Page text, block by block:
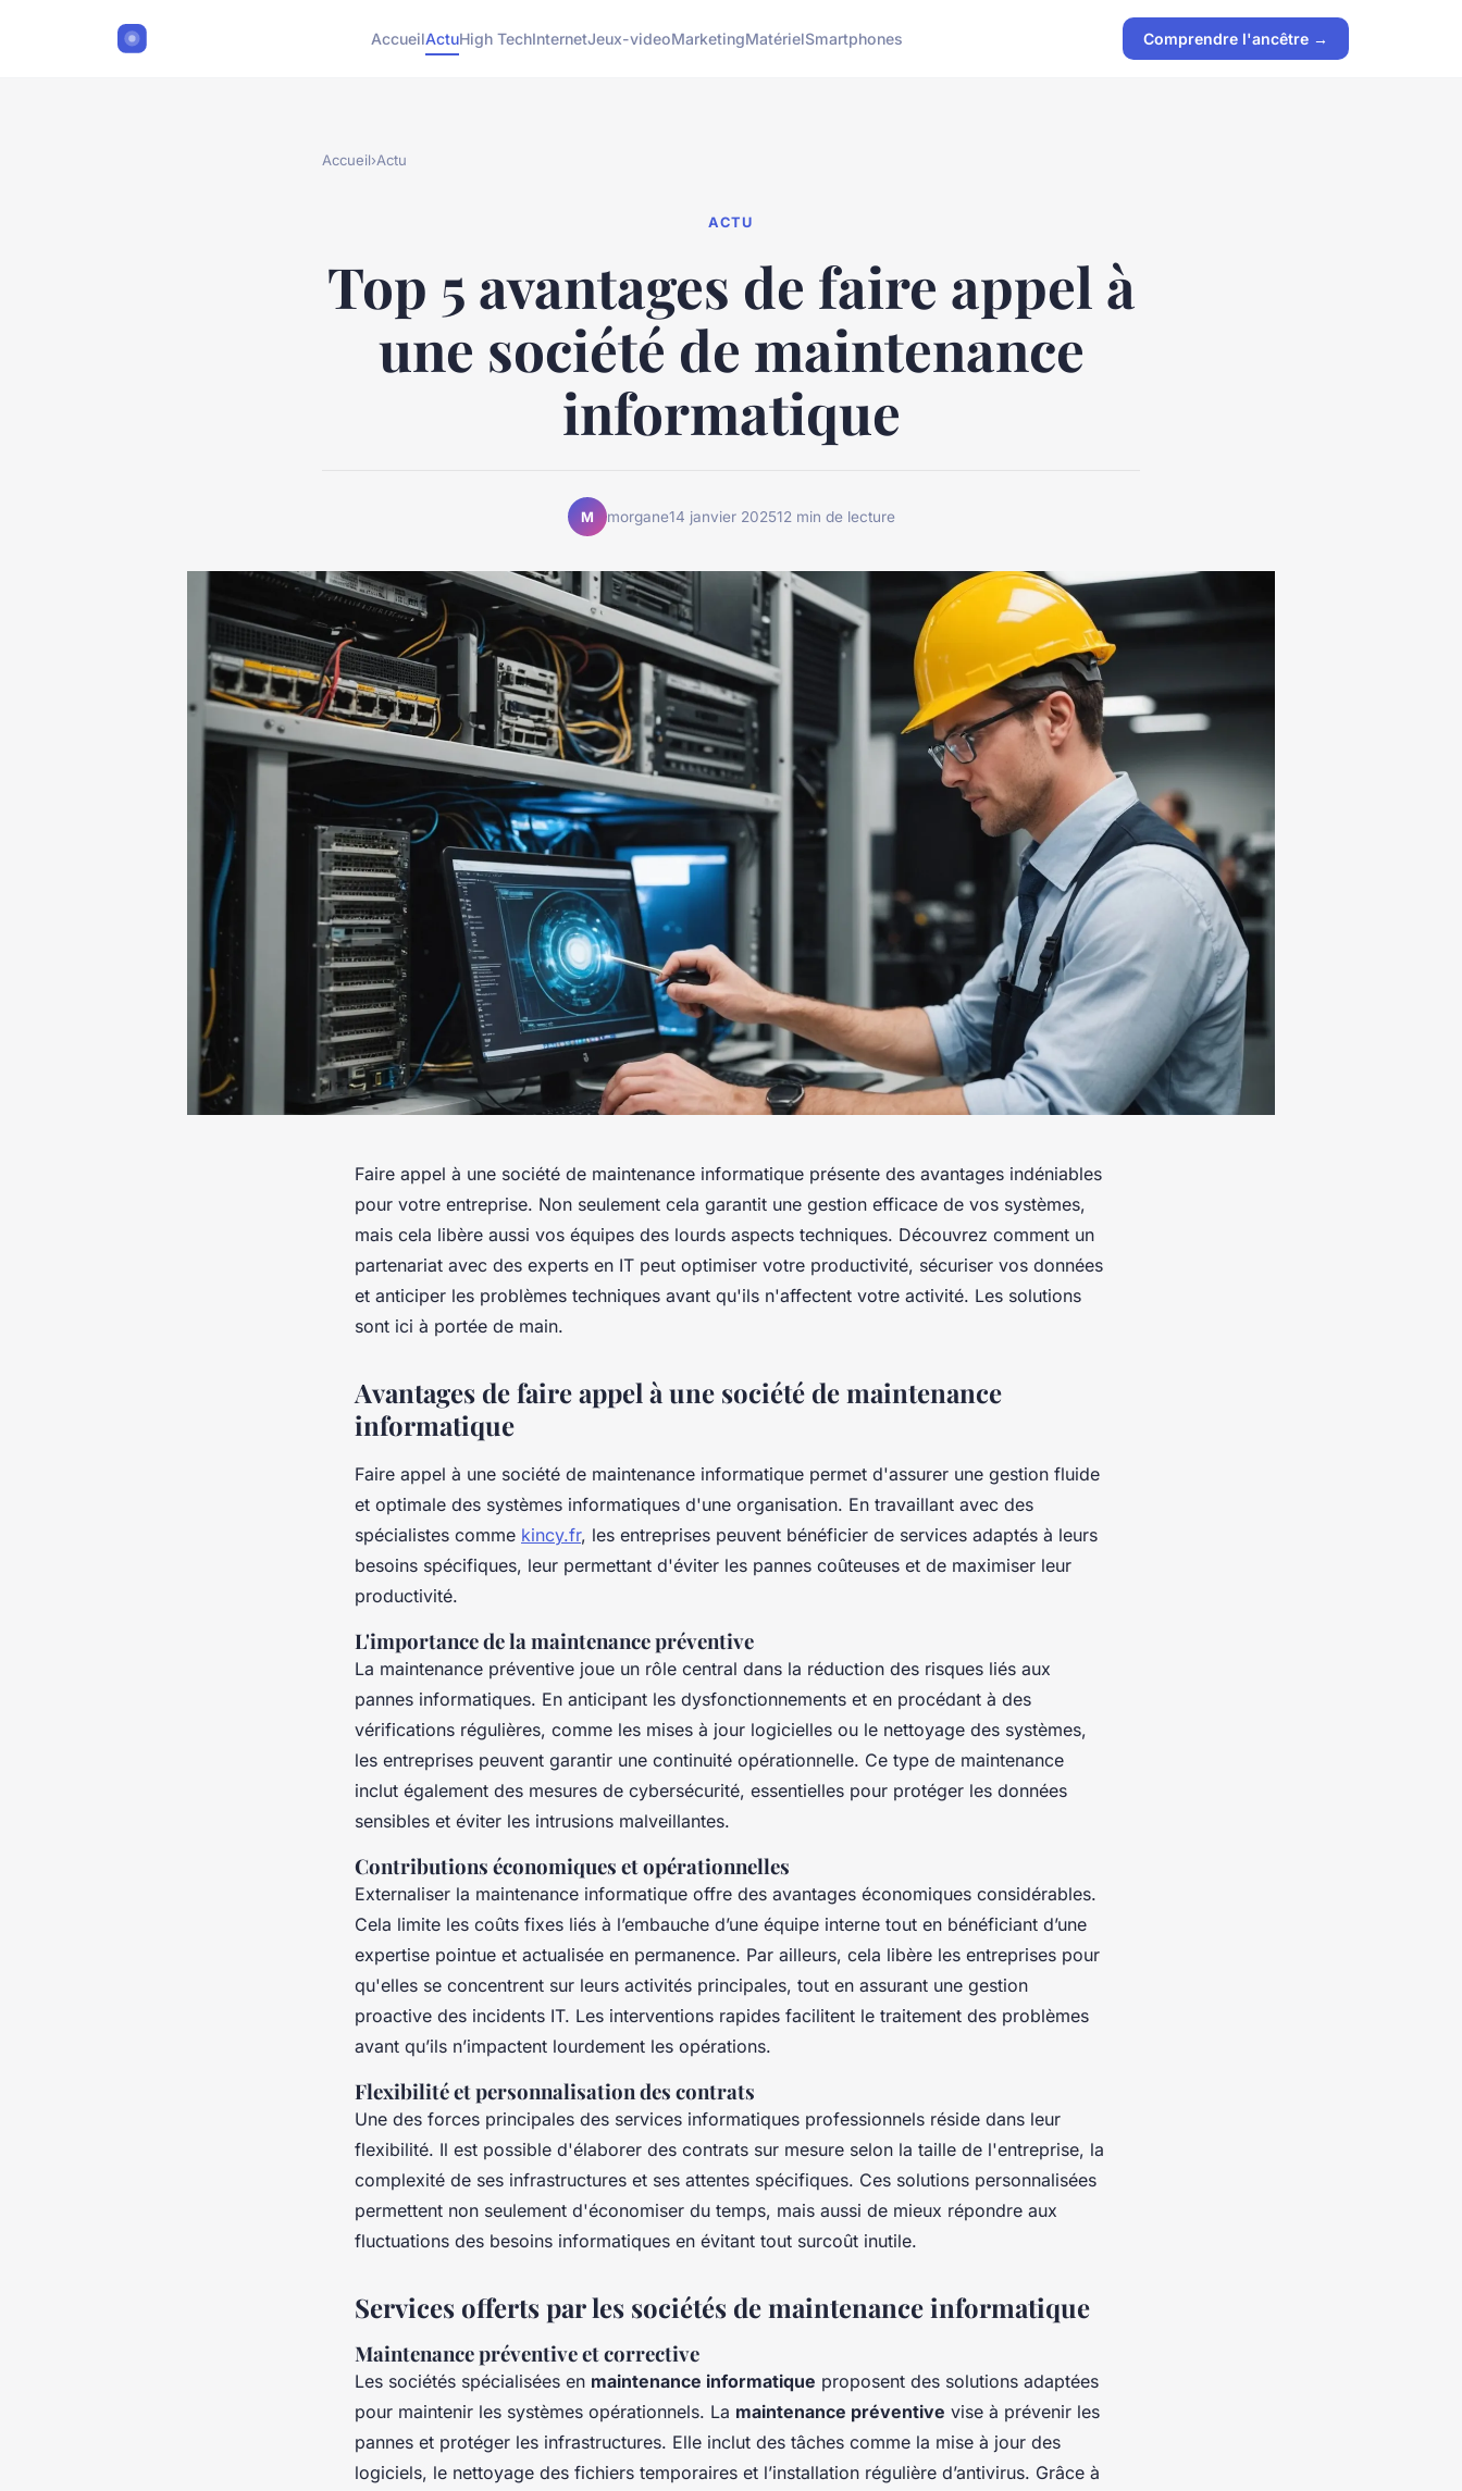
AccueilActuHigh TechInternetJeux-videoMarketingMatérielSmartphones Comprendre l'ancêtre →
Accueil›Actu
ACTU
Top 5 avantages de faire appel à
une société de maintenance
informatique
M morgane14 janvier 202512 min de lecture
Faire appel à une société de maintenance informatique présente des avantages indéniables
pour votre entreprise. Non seulement cela garantit une gestion efficace de vos systèmes,
mais cela libère aussi vos équipes des lourds aspects techniques. Découvrez comment un
partenariat avec des experts en IT peut optimiser votre productivité, sécuriser vos données
et anticiper les problèmes techniques avant qu'ils n'affectent votre activité. Les solutions
sont ici à portée de main.
Avantages de faire appel à une société de maintenance
informatique
Faire appel à une société de maintenance informatique permet d'assurer une gestion fluide
et optimale des systèmes informatiques d'une organisation. En travaillant avec des
spécialistes comme kincy.fr, les entreprises peuvent bénéficier de services adaptés à leurs
besoins spécifiques, leur permettant d'éviter les pannes coûteuses et de maximiser leur
productivité.
L'importance de la maintenance préventive
La maintenance préventive joue un rôle central dans la réduction des risques liés aux
pannes informatiques. En anticipant les dysfonctionnements et en procédant à des
vérifications régulières, comme les mises à jour logicielles ou le nettoyage des systèmes,
les entreprises peuvent garantir une continuité opérationnelle. Ce type de maintenance
inclut également des mesures de cybersécurité, essentielles pour protéger les données
sensibles et éviter les intrusions malveillantes.
Contributions économiques et opérationnelles
Externaliser la maintenance informatique offre des avantages économiques considérables.
Cela limite les coûts fixes liés à l’embauche d’une équipe interne tout en bénéficiant d’une
expertise pointue et actualisée en permanence. Par ailleurs, cela libère les entreprises pour
qu'elles se concentrent sur leurs activités principales, tout en assurant une gestion
proactive des incidents IT. Les interventions rapides facilitent le traitement des problèmes
avant qu’ils n’impactent lourdement les opérations.
Flexibilité et personnalisation des contrats
Une des forces principales des services informatiques professionnels réside dans leur
flexibilité. Il est possible d'élaborer des contrats sur mesure selon la taille de l'entreprise, la
complexité de ses infrastructures et ses attentes spécifiques. Ces solutions personnalisées
permettent non seulement d'économiser du temps, mais aussi de mieux répondre aux
fluctuations des besoins informatiques en évitant tout surcoût inutile.
Services offerts par les sociétés de maintenance informatique
Maintenance préventive et corrective
Les sociétés spécialisées en maintenance informatique proposent des solutions adaptées
pour maintenir les systèmes opérationnels. La maintenance préventive vise à prévenir les
pannes et protéger les infrastructures. Elle inclut des tâches comme la mise à jour des
logiciels, le nettoyage des fichiers temporaires et l’installation régulière d’antivirus. Grâce à